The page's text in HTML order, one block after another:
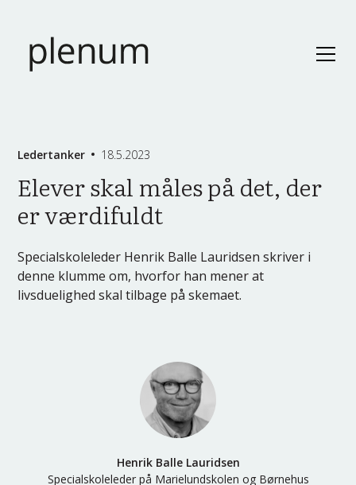
Ledertanker 18.5.2023
Elever skal måles på det, der
er værdifuldt
Specialskoleleder Henrik Balle Lauridsen skriver i
denne klumme om, hvorfor han mener at
livsduelighed skal tilbage på skemaet.
Henrik Balle Lauridsen
Specialskoleleder på Marielundskolen og Børnehus